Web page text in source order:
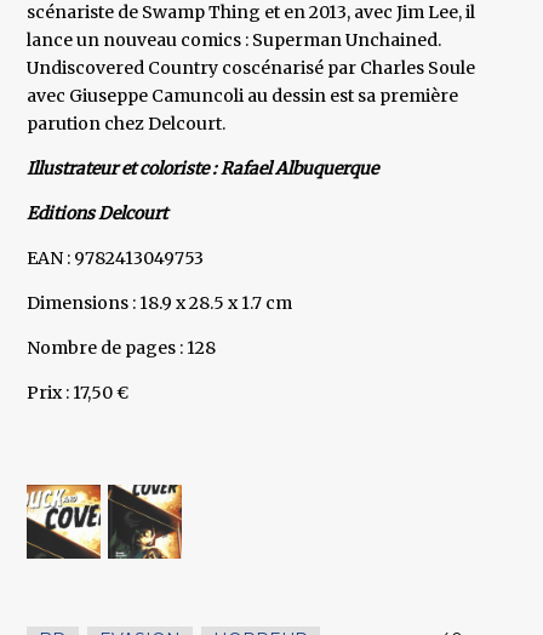
scénariste de Swamp Thing et en 2013, avec Jim Lee, il
lance un nouveau comics : Superman Unchained.
Undiscovered Country coscénarisé par Charles Soule
avec Giuseppe Camuncoli au dessin est sa première
parution chez Delcourt.
Illustrateur et coloriste : Rafael Albuquerque
Editions Delcourt
EAN : 9782413049753
Dimensions : 18.9 x 28.5 x 1.7 cm
Nombre de pages : 128
Prix : 17,50 €